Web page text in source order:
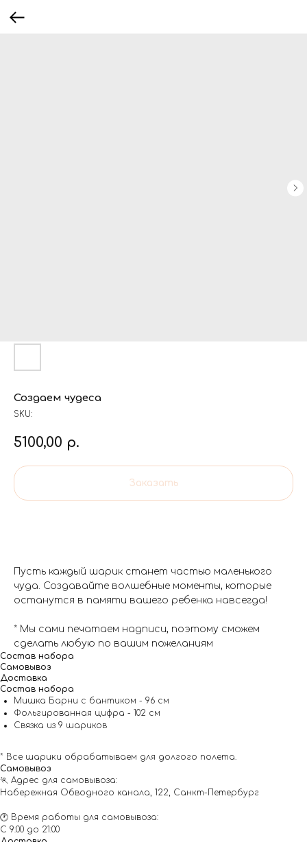
Создаем чудеса
SKU:
5100,00 р.
Заказать
Пусть каждый шарик станет частью маленького
чуда. Создавайте волшебные моменты, которые
останутся в памяти вашего ребенка навсегда!
* Мы сами печатаем надписи, поэтому сможем
сделать любую по вашим пожеланиям
Состав набора
Самовывоз
Доставка
Состав набора
Мишка Барни с бантиком - 96 см
Фольгированная цифра - 102 см
Связка из 9 шариков
* Все шарики обрабатываем для долгого полета.
Самовывоз
🏃 Адрес для самовывоза:
Набережная Обводного канала, 122, Санкт-Петербург
🕐 Время работы для самовывоза:
С 9:00 до 21:00